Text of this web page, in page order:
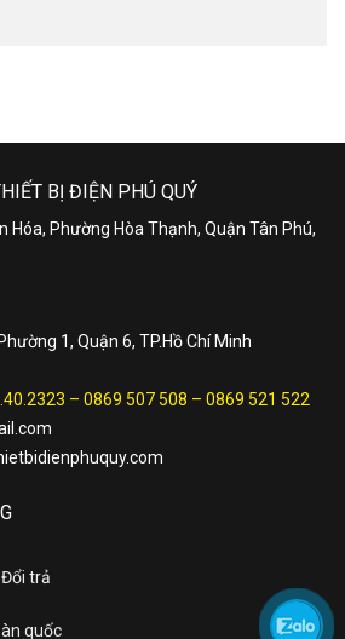
BỊ ĐIỆN PHÚ QUÝ
Hóa, Phường Hòa Thạnh, Quận Tân Phú,
1, Quận 6, TP.Hồ Chí Minh
– 0869 507 508 – 0869 521 522
trả
quốc